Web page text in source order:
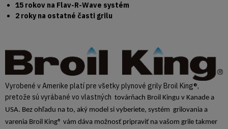
15 rokov na Flav-R-Wave systém
2 roky na ostatné časti grilu
Vyrobené v Amerike platí pre všetky plynové grily Broil King®,
pretože sú vyrábané vo vlastných továrňach Broil Kingu v Kanade a
USA. Bez ohľadu na to, aký model si vyberiete, systém grilovania a
varenia Broil King® vám dáva možnosť pripraviť na vašom grile takmer